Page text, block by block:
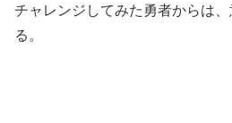
チャレンジしてみた勇者からは
る。